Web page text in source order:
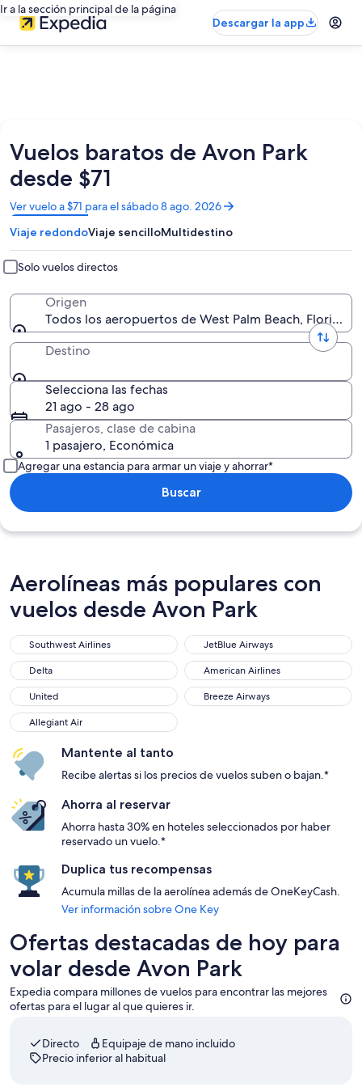
Ir a la sección principal de la página
Descargar la app
Vuelos baratos de Avon Park
desde $71
Ver vuelo a $71 para el sábado 8 ago. 2026
Se
abrirá
en
una
nueva
ventana
Viaje redondoViaje sencilloMultidestino
Solo vuelos directos
Origen
Todos los aeropuertos de West Palm Beach, Florida,
Destino
Selecciona las fechas
21 ago - 28 ago
Pasajeros, clase de cabina
1 pasajero, Económica
Agregar una estancia para armar un viaje y ahorrar*
Buscar
Aerolíneas más populares con
vuelos desde Avon Park
Southwest Airlines
JetBlue Airways
Delta
American Airlines
United
Breeze Airways
Allegiant Air
Mantente al tanto
Recibe alertas si los precios de vuelos suben o bajan.*
Ahorra al reservar
Ahorra hasta 30% en hoteles seleccionados por haber
reservado un vuelo.*
Duplica tus recompensas
Acumula millas de la aerolínea además de OneKeyCash.
Ver información sobre One Key
Ofertas destacadas de hoy para
volar desde Avon Park
Expedia compara millones de vuelos para encontrar las mejores
ofertas para el lugar al que quieres ir.
Directo
Equipaje de mano incluido
Precio inferior al habitual